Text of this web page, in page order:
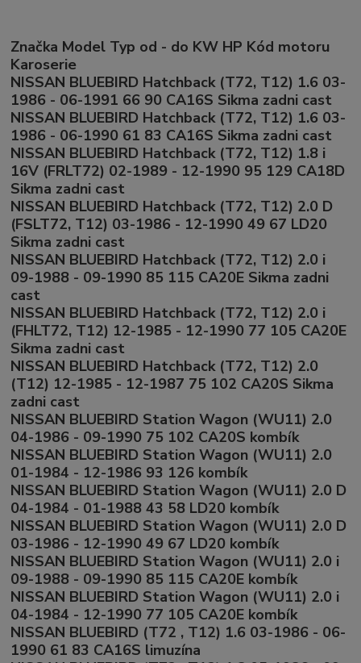
Značka Model Typ od - do KW HP Kód motoru
Karoserie
NISSAN BLUEBIRD Hatchback (T72, T12) 1.6 03-
1986 - 06-1991 66 90 CA16S Sikma zadni cast
NISSAN BLUEBIRD Hatchback (T72, T12) 1.6 03-
1986 - 06-1990 61 83 CA16S Sikma zadni cast
NISSAN BLUEBIRD Hatchback (T72, T12) 1.8 i
16V (FRLT72) 02-1989 - 12-1990 95 129 CA18D
Sikma zadni cast
NISSAN BLUEBIRD Hatchback (T72, T12) 2.0 D
(FSLT72, T12) 03-1986 - 12-1990 49 67 LD20
Sikma zadni cast
NISSAN BLUEBIRD Hatchback (T72, T12) 2.0 i
09-1988 - 09-1990 85 115 CA20E Sikma zadni
cast
NISSAN BLUEBIRD Hatchback (T72, T12) 2.0 i
(FHLT72, T12) 12-1985 - 12-1990 77 105 CA20E
Sikma zadni cast
NISSAN BLUEBIRD Hatchback (T72, T12) 2.0
(T12) 12-1985 - 12-1987 75 102 CA20S Sikma
zadni cast
NISSAN BLUEBIRD Station Wagon (WU11) 2.0
04-1986 - 09-1990 75 102 CA20S kombík
NISSAN BLUEBIRD Station Wagon (WU11) 2.0
01-1984 - 12-1986 93 126 kombík
NISSAN BLUEBIRD Station Wagon (WU11) 2.0 D
04-1984 - 01-1988 43 58 LD20 kombík
NISSAN BLUEBIRD Station Wagon (WU11) 2.0 D
03-1986 - 12-1990 49 67 LD20 kombík
NISSAN BLUEBIRD Station Wagon (WU11) 2.0 i
09-1988 - 09-1990 85 115 CA20E kombík
NISSAN BLUEBIRD Station Wagon (WU11) 2.0 i
04-1984 - 12-1990 77 105 CA20E kombík
NISSAN BLUEBIRD (T72 , T12) 1.6 03-1986 - 06-
1990 61 83 CA16S limuzína